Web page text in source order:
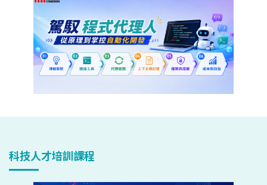
科技人才培訓課程